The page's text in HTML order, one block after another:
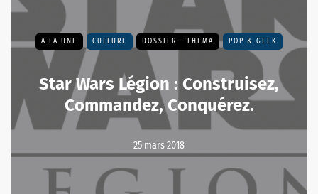
A LA UNE CULTURE DOSSIER - THEMA POP & GEEK
Star Wars Légion : Construisez,
Commandez, Conquérez.
25 mars 2018